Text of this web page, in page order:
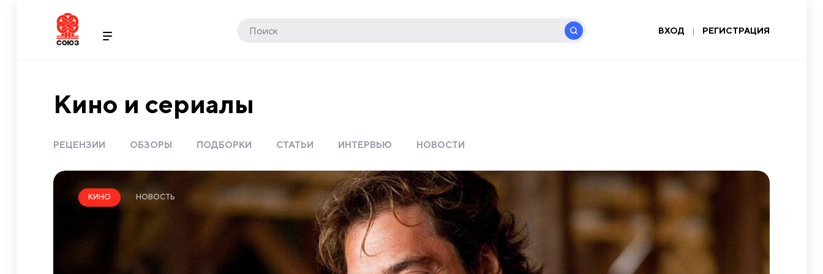
ВХОД | РЕГИСТРАЦИЯ
Кино и сериалы
РЕЦЕНЗИИ ОБЗОРЫ ПОДБОРКИ СТАТЬИ ИНТЕРВЬЮ НОВОСТИ
КИНО НОВОСТЬ